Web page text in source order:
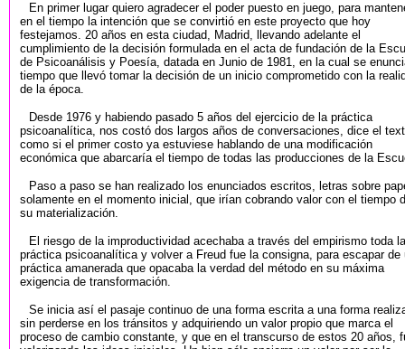
En primer lugar quiero agradecer el poder puesto en juego, para
en el tiempo la intención que se convirtió en este proyecto que hoy
festejamos. 20 años en esta ciudad, Madrid, llevando adelante el
cumplimiento de la decisión formulada en el acta de fundación de la
de Psicoanálisis y Poesía, datada en Junio de 1981, en la cual se
tiempo que llevó tomar la decisión de un inicio comprometido con la
de la época.
Desde 1976 y habiendo pasado 5 años del ejercicio de la práctica
psicoanalítica, nos costó dos largos años de conversaciones, dice el
como si el primer costo ya estuviese hablando de una modificación
económica que abarcaría el tiempo de todas las producciones de la
Paso a paso se han realizado los enunciados escritos, letras sobre
solamente en el momento inicial, que irían cobrando valor con el tiempo
su materialización.
El riesgo de la improductividad acechaba a través del empirismo toda la
práctica psicoanalítica y volver a Freud fue la consigna, para escapar de
práctica amanerada que opacaba la verdad del método en su máxima
exigencia de transformación.
Se inicia así el pasaje continuo de una forma escrita a una forma
sin perderse en los tránsitos y adquiriendo un valor propio que marca el
proceso de cambio constante, y que en el transcurso de estos 20 años,